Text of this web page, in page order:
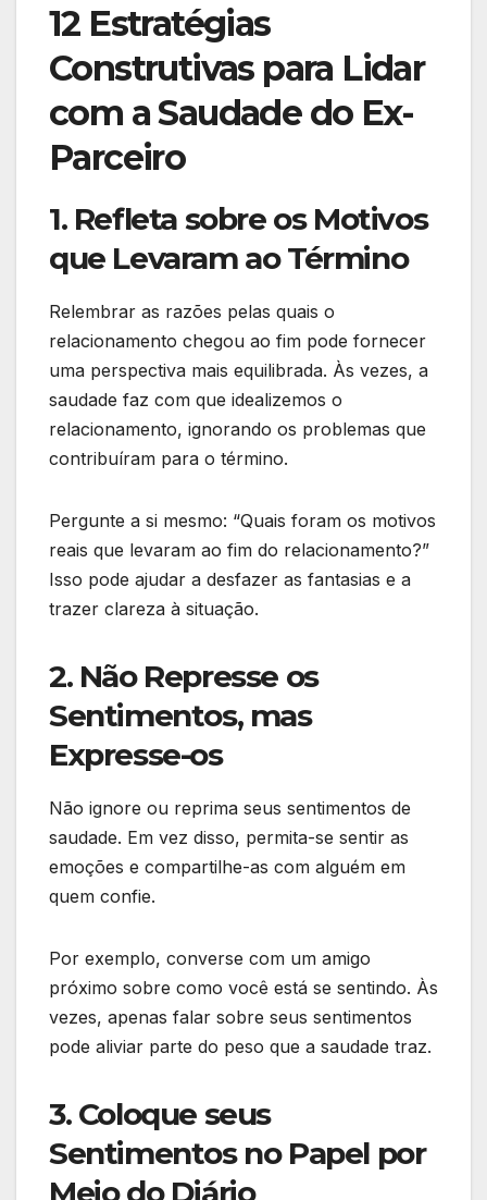
12 Estratégias
Construtivas para Lidar
com a Saudade do Ex-
Parceiro
1. Refleta sobre os Motivos
que Levaram ao Término
Relembrar as razões pelas quais o
relacionamento chegou ao fim pode fornecer
uma perspectiva mais equilibrada. Às vezes, a
saudade faz com que idealizemos o
relacionamento, ignorando os problemas que
contribuíram para o término.
Pergunte a si mesmo: “Quais foram os motivos
reais que levaram ao fim do relacionamento?”
Isso pode ajudar a desfazer as fantasias e a
trazer clareza à situação.
2. Não Represse os
Sentimentos, mas
Expresse-os
Não ignore ou reprima seus sentimentos de
saudade. Em vez disso, permita-se sentir as
emoções e compartilhe-as com alguém em
quem confie.
Por exemplo, converse com um amigo
próximo sobre como você está se sentindo. Às
vezes, apenas falar sobre seus sentimentos
pode aliviar parte do peso que a saudade traz.
3. Coloque seus
Sentimentos no Papel por
Meio do Diário